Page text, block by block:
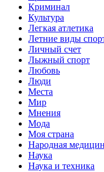
Криминал
Культура
Легкая атлетика
Летние виды
Личный счет
Лыжный спорт
Любовь
Люди
Места
Мир
Мнения
Мода
Моя страна
Народная
Наука
Наука и техника